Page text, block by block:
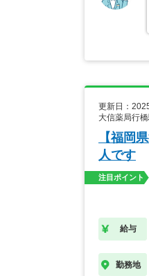
更新日：
大信薬局行
【福岡
人です
注目ポイント
給与
勤務地